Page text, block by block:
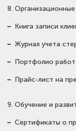
8.
Книга записи
Журнал учета
Портфолио
Прайс-лист на
9. Обучение и
Сертификаты о